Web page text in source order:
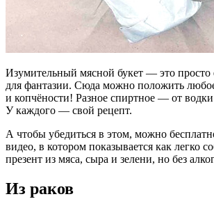
Изумительный мясной букет — это
для фантазии. Сюда можно положить
и копчёности! Разное спиртное — от водки
У каждого — свой рецепт.
А чтобы убедиться в этом, можно
видео, в котором показывается как легко
презент из мяса, сыра и зелени, но без
Из раков